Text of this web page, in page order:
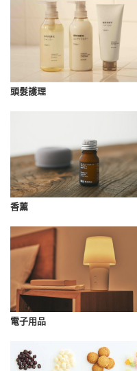
頭髮護理
香薰
電子用品